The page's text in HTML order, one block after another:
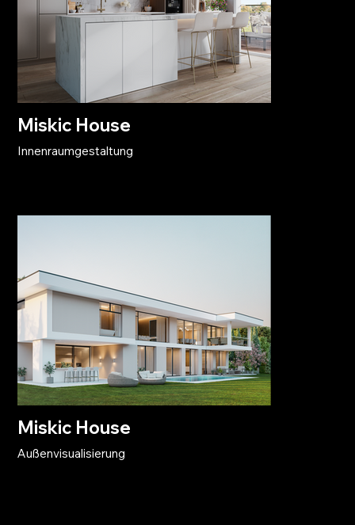
Miskic House
Innenraumgestaltung
Miskic House
Außenvisualisierung